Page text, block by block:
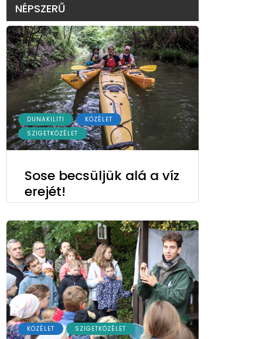
NÉPSZERŰ
DUNAKILITI
KÖZÉLET
SZIGETKÖZÉLET
Sose becsüljük alá a víz
erejét!
KÖZÉLET SZIGETKÖZÉLET